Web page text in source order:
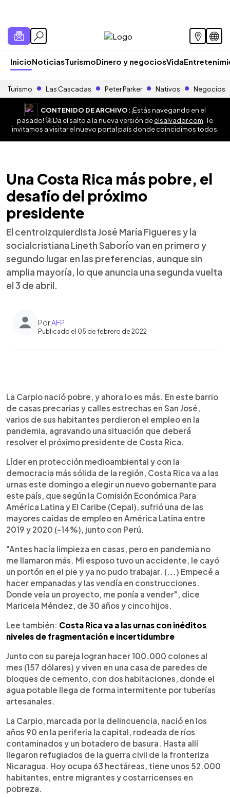
InicioNoticiasTurismoDinero y negociosVida
Turismo Las Cascadas Peter Parker Nativos Negocios
CONTENIDO DE ARCHIVO:¡Estás navegando en el
pasado! 🚀 Da el salto a la nueva versión deelsalvador.com . Te
invitamos a visitar el nuevo portal país donde coincidimos todos.
Una Costa Rica más pobre, el
desafío del próximo
presidente
El centroizquierdista José María Figueres y la
socialcristiana Lineth Saborío van en primero y
segundo lugar en las preferencias, aunque sin
amplia mayoría, lo que anuncia una segunda vuelta
el 3 de abril.
PorAFP
Publicado el 05 de febrero de 2022
► Escuchar artículo
La Carpio nació pobre, y ahora lo es más. En este barrio
de casas precarias y calles estrechas en San José,
varios de sus habitantes perdieron el empleo en la
pandemia, agravando una situación que deberá
resolver el próximo presidente de Costa Rica.
Líder en protección medioambiental y con la
democracia más sólida de la región, Costa Rica va a las
urnas este domingo a elegir un nuevo gobernante para
este país, que según la Comisión Económica Para
América Latina y El Caribe (Cepal), sufrió una de las
mayores caídas de empleo en América Latina entre
2019 y 2020 (-14%), junto con Perú.
"Antes hacía limpieza en casas, pero en pandemia no
me llamaron más. Mi esposo tuvo un accidente, le cayó
un portón en el pie y ya no pudo trabajar. (...) Empecé a
hacer empanadas y las vendía en construcciones.
Donde veía un proyecto, me ponía a vender", dice
Maricela Méndez, de 30 años y cinco hijos.
Lee también: Costa Rica va a las urnas con inéditos
niveles de fragmentación e incertidumbre
Junto con su pareja logran hacer 100.000 colones al
mes (157 dólares) y viven en una casa de paredes de
bloques de cemento, con dos habitaciones, donde el
agua potable llega de forma intermitente por tuberías
artesanales.
La Carpio, marcada por la delincuencia, nació en los
años 90 en la periferia la capital, rodeada de ríos
contaminados y un botadero de basura. Hasta allí
llegaron refugiados de la guerra civil de la fronteriza
Nicaragua. Hoy ocupa 63 hectáreas, tiene unos 52.000
habitantes, entre migrantes y costarricenses en
pobreza.